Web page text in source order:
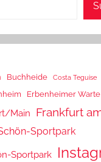
Buchheide Costa Teguise
Erbenheimer Warte
Main Frankfurt
Sportpark
Sportpark